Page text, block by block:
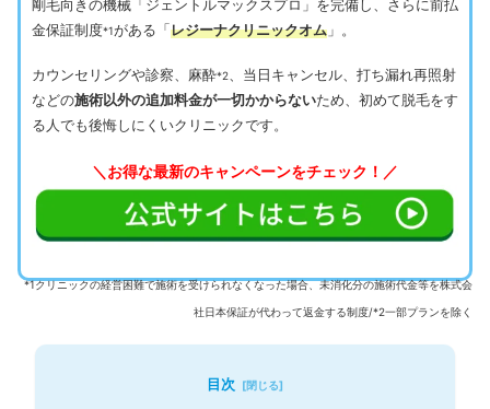
剛毛向きの機械「ジェントルマックスプロ」を完備し、さらに前払
金保証制度*1がある「レジーナクリニックオム 」。
カウンセリングや診察、麻酔*2
、当日キャンセル、打ち漏れ再照射
などの施術以外の追加料金が一切かからないため、初めて脱毛をす
る人でも後悔しにくいクリニックです。
＼お得な最新のキャンペーンをチェック！／
*1クリニックの経営困難で施術を受けられなくなった場合、未消化分の施術代金等を株式会
社日本保証が代わって返金する制度/*2一部プランを除く
目次